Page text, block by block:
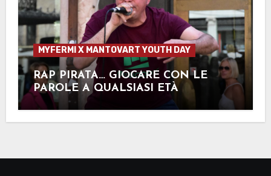
MYFERMI X MANTOVART YOUTH DAY
RAP PIRATA… GIOCARE CON LE
PAROLE A QUALSIASI ETÀ